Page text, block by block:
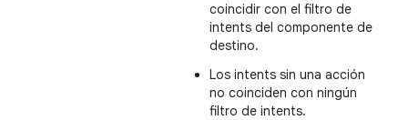
coincidir con el filtro de
intents del componente de
destino.
Los intents sin una acción
no coinciden con ningún
filtro de intents.